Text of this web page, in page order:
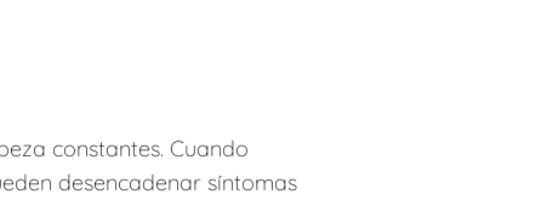
constantes. Cuando
desencadenar síntomas